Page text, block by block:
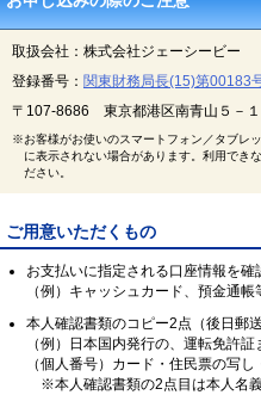
取扱会社：株式会社ジェーシービー
登録番号： 関東財務局長(15)第00183
〒107-8686 東京都港区南青山５－
※お客様がお使いのスマートフォン／タブレ
に表示されない場合があります。利用でき
ださい。
ご用意いただくもの
お支払いに指定される口座情報を確
（例）キャッシュカード、預金通帳
本人確認書類のコピー2点（後日郵
（例）日本国内発行の、運転免許
（個人番号）カード・住民票の写
※本人確認書類の2点目は本人名